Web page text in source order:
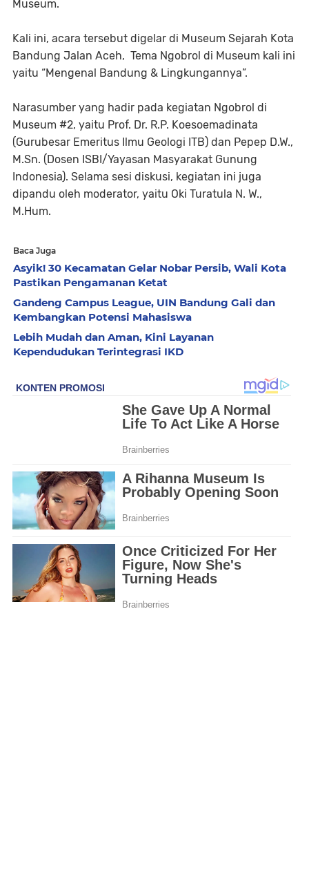
Museum.
Kali ini, acara tersebut digelar di Museum Sejarah Kota
Bandung Jalan Aceh, Tema Ngobrol di Museum kali ini
yaitu “Mengenal Bandung & Lingkungannya”.
Narasumber yang hadir pada kegiatan Ngobrol di
Museum #2, yaitu Prof. Dr. R.P. Koesoemadinata
(Gurubesar Emeritus Ilmu Geologi ITB) dan Pepep D.W.,
M.Sn. (Dosen ISBI/Yayasan Masyarakat Gunung
Indonesia). Selama sesi diskusi, kegiatan ini juga
dipandu oleh moderator, yaitu Oki Turatula N. W.,
M.Hum.
Baca Juga
Asyik! 30 Kecamatan Gelar Nobar Persib, Wali Kota
Pastikan Pengamanan Ketat
Gandeng Campus League, UIN Bandung Gali dan
Kembangkan Potensi Mahasiswa
Lebih Mudah dan Aman, Kini Layanan
Kependudukan Terintegrasi IKD